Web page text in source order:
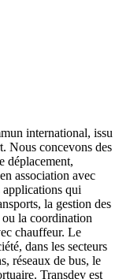
international, issu
Nous concevons des
déplacement,
association avec
qui
la gestion des
ou la coordination
chauffeur. Le
dans les secteurs
réseaux de bus, le
Transdev est